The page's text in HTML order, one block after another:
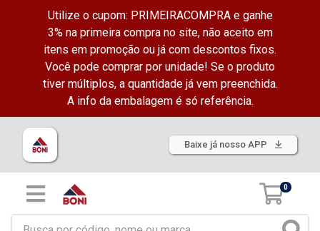
Utilize o cupom: PRIMEIRACOMPRA e ganhe
3% na primeira compra no site, não aceito em
itens em promoção ou já com descontos fixos.
Você pode comprar por unidade! Se o produto
tiver múltiplos, a quantidade já vem preenchida.
A info da embalagem é só referência.
Baixe já nosso APP
0